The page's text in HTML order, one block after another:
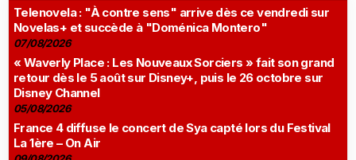
Telenovela : "À contre sens" arrive dès ce vendredi sur
Novelas+ et succède à "Doménica Montero"
07/08/2026
« Waverly Place : Les Nouveaux Sorciers » fait son grand
retour dès le 5 août sur Disney+, puis le 26 octobre sur
Disney Channel
05/08/2026
France 4 diffuse le concert de Sya capté lors du Festival
La 1ère – On Air